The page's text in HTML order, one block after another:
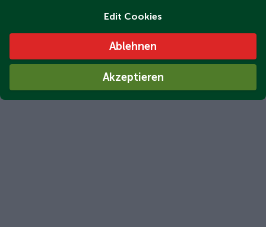
Edit Cookies
Ablehnen
Akzeptieren